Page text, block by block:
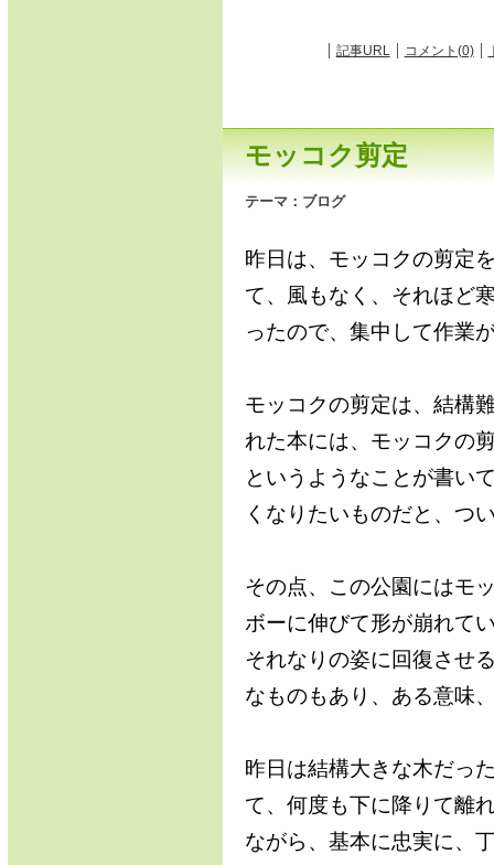
記事URL コメント(0)
モッコク剪定
テーマ： ブログ
昨日は、モッコクの剪定
て、風もなく、それほど
ったので、集中して作業
モッコクの剪定は、結構
れた本には、モッコクの
というようなことが書い
くなりたいものだと、つ
その点、この公園にはモ
ボーに伸びて形が崩れて
それなりの姿に回復させ
なものもあり、ある意味
昨日は結構大きな木だっ
て、何度も下に降りて離
ながら、基本に忠実に、